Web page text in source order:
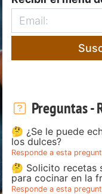
Preguntas -
🤔 ¿Se le puede
los dulces?
Responde a esta
🤔 Solicito recetas
para cocinar en la
Responde a esta